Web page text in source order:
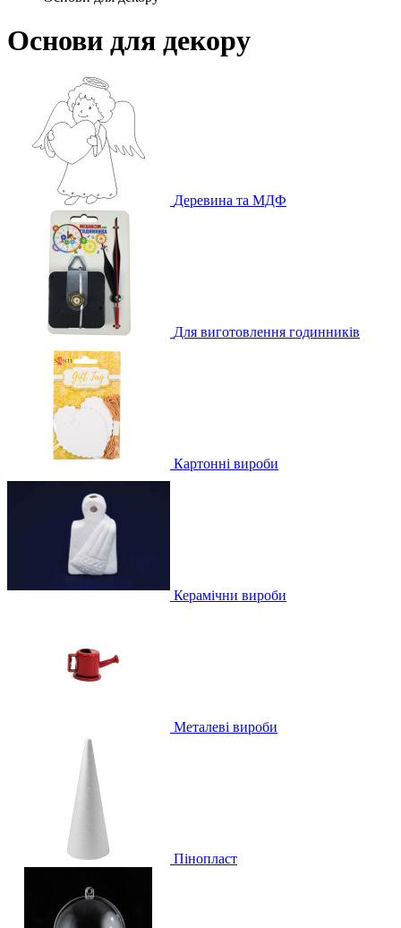
Основи для декору
Деревина та МДФ
Для виготовлення годинників
Картонні вироби
Керамічни вироби
Металеві вироби
Пінопласт